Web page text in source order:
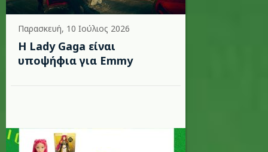
Παρασκευή, 10 Ιούλιος 2026
Η Lady Gaga είναι
υποψήφια για Emmy